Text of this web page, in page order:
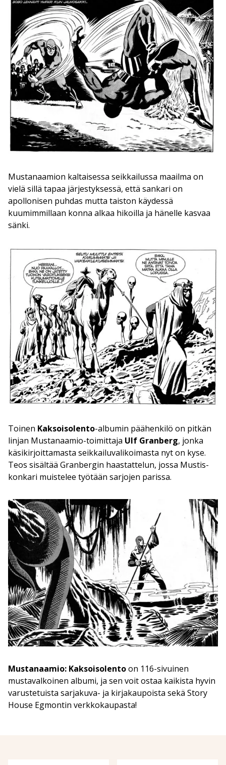
Mustanaamion kaltaisessa seikkailussa maailma on
vielä sillä tapaa järjestyksessä, että sankari on
apollonisen puhdas mutta taiston käydessä
kuumimmillaan konna alkaa hikoilla ja hänelle kasvaa
sänki.
Toinen Kaksoisolento-albumin päähenkilö on pitkän
linjan Mustanaamio-toimittaja Ulf Granberg, jonka
käsikirjoittamasta seikkailuvalikoimasta nyt on kyse.
Teos sisältää Granbergin haastattelun, jossa Mustis-
konkari muistelee työtään sarjojen parissa.
Mustanaamio: Kaksoisolentoon 116-sivuinen
mustavalkoinen albumi, ja sen voit ostaa kaikista hyvin
varustetuista sarjakuva- ja kirjakaupoista sekä Story
House Egmontin verkkokaupasta!